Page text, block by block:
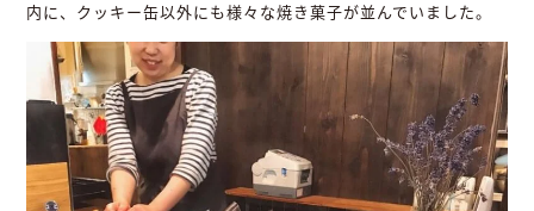
内に、クッキー缶以外にも様々な焼き菓子が並んでいました。